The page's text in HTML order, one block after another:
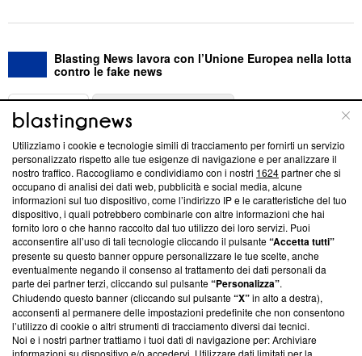
Blasting News lavora con l’Unione Europea nella lotta
contro le fake news
ABOUT
Questa sezione offre informazioni trasparenti su Blasting
News, sui nostri processi editoriali e su come ci impegniamo a
creare news di qualità. Inoltre, afferma la nostra aderenza a
‘Trust Project - News with Integrity’Blasting News non è
ancora membro del programma, ma ha richiesto di farne
parte; Trust Project non ha ancora effettuato una verifica di
conformità agli standard.
Su di noi
Team editoriale
Corporate
Utilizziamo i cookie e tecnologie simili di tracciamento per fornirti un servizio
personalizzato rispetto alle tue esigenze di navigazione e per analizzare il
nostro traffico. Raccogliamo e condividiamo con i nostri 1624partner che si
occupano di analisi dei dati web, pubblicità e social media, alcune
informazioni sul tuo dispositivo, come l’indirizzo IP e le caratteristiche del tuo
dispositivo, i quali potrebbero combinarle con altre informazioni che hai
fornito loro o che hanno raccolto dal tuo utilizzo dei loro servizi. Puoi
acconsentire all’uso di tali tecnologie cliccando il pulsante“Accetta tutti”
presente su questo banner oppure personalizzare le tue scelte, anche
eventualmente negando il consenso al trattamento dei dati personali da
parte dei partner terzi, cliccando sul pulsante“Personalizza”.
Chiudendo questo banner (cliccando sul pulsante“X”in alto a destra),
acconsenti al permanere delle impostazioni predefinite che non consentono
l’utilizzo di cookie o altri strumenti di tracciamento diversi dai tecnici.
Noi e i nostri partner trattiamo i tuoi dati di navigazione per: Archiviare
informazioni su dispositivo e/o accedervi. Utilizzare dati limitati per la